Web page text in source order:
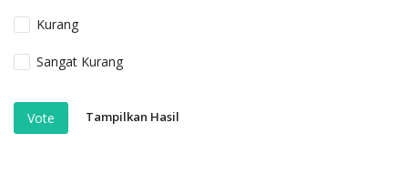
Kurang
Sangat Kurang
Vote Tampilkan Hasil